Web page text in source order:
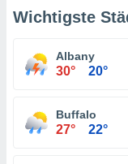
Wichtigste
Albany
30° 20°
Buffalo
27° 22°